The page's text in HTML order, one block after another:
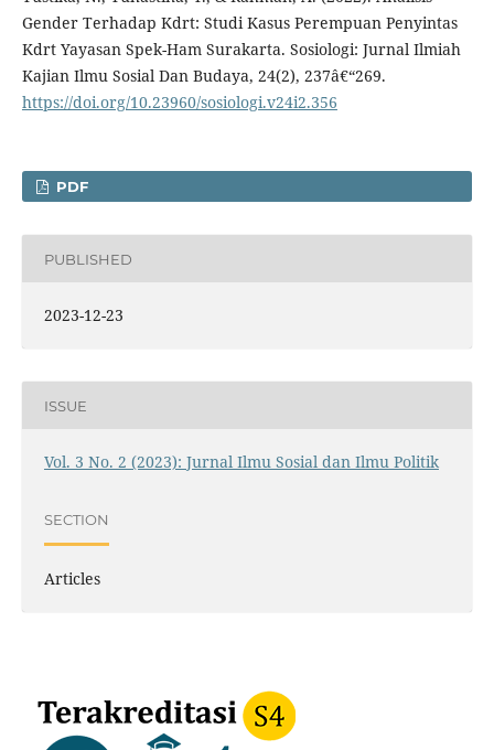
Gender Terhadap Kdrt: Studi Kasus Perempuan Penyintas
Kdrt Yayasan Spek-Ham Surakarta. Sosiologi: Jurnal Ilmiah
Kajian Ilmu Sosial Dan Budaya, 24(2), 237â€“269.
https://doi.org/10.23960/sosiologi.v24i2.356
PDF
PUBLISHED
2023-12-23
ISSUE
Vol. 3 No. 2 (2023): Jurnal Ilmu Sosial dan Ilmu Politik
SECTION
Articles